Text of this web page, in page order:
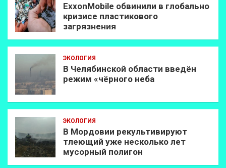
ExxonMobilе обвинили в глобально
кризисе пластикового
загрязнения
ЭКОЛОГИЯ
В Челябинской области введён
режим «чёрного неба
ЭКОЛОГИЯ
В Мордовии рекультивируют
тлеющий уже несколько лет
мусорный полигон